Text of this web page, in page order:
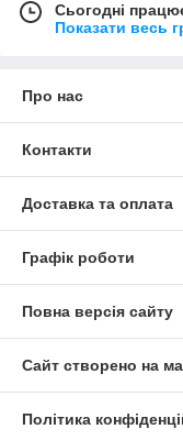
Сьогодні
Показати весь
Про нас
Контакти
Доставка та оплата
Графік роботи
Повна версія сайту
Сайт створено на
Політика